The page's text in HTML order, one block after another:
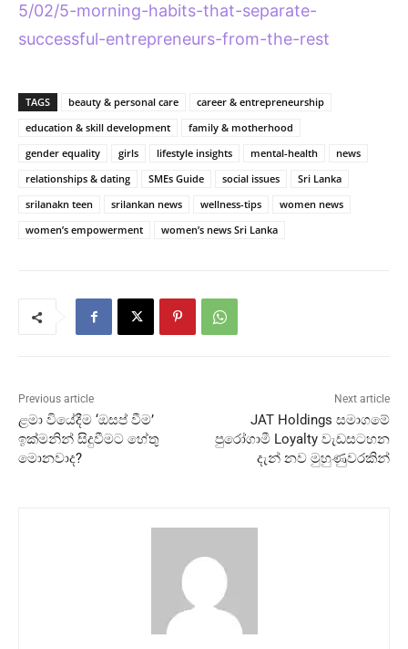
5/02/5-morning-habits-that-separate-
successful-entrepreneurs-from-the-rest
TAGS beauty & personal care
career & entrepreneurship
education & skill development
family & motherhood
gender equality
girls lifestyle insights mental-health
news
relationships & dating
SMEs Guide social issues
Sri Lanka
srilanakn teen
srilankan news wellness-tips
women news
women’s empowerment
women’s news Sri Lanka
Previous article
ළමා වියේදීම ‘ඔසප් වීම’
ඉක්මනින් සිදුවීමට හේතු
මොනවාද?
Next article
JAT Holdings සමාගමේ
පුරෝගාමී Loyalty වැඩසටහන
දැන් නව මුහුණුවරකින්